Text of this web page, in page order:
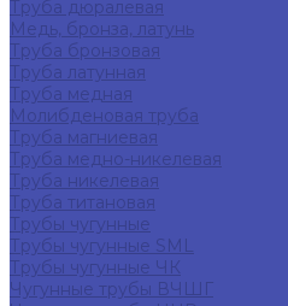
Труба дюралевая
Медь, бронза, латунь
Труба бронзовая
Труба латунная
Труба медная
Молибденовая труба
Труба магниевая
Труба медно-никелевая
Труба никелевая
Труба титановая
Трубы чугунные
Трубы чугунные SML
Трубы чугунные ЧК
Чугунные трубы ВЧШГ